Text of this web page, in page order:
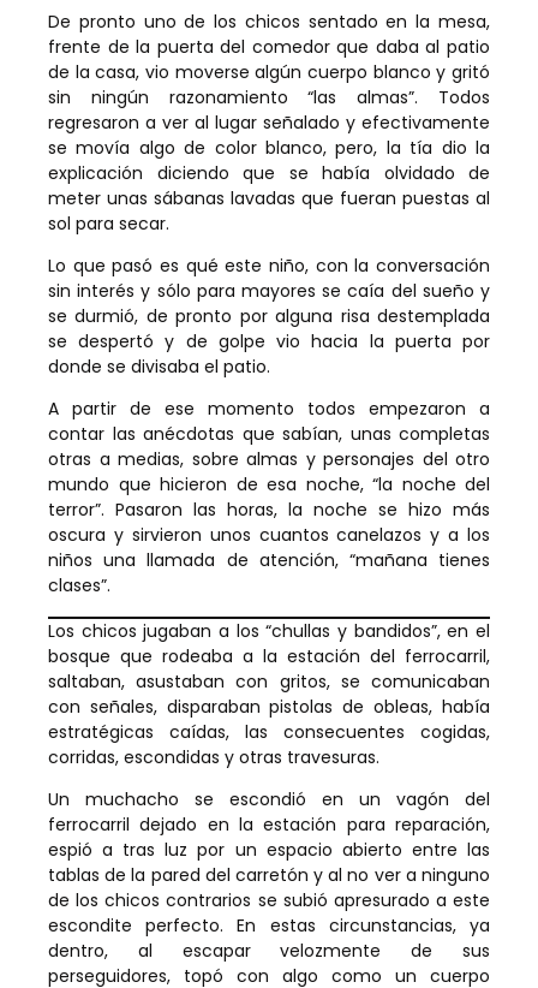
De pronto uno de los chicos sentado en la mesa,
frente de la puerta del comedor que daba al patio
de la casa, vio moverse algún cuerpo blanco y gritó
sin ningún razonamiento “las almas”. Todos
regresaron a ver al lugar señalado y efectivamente
se movía algo de color blanco, pero, la tía dio la
explicación diciendo que se había olvidado de
meter unas sábanas lavadas que fueran puestas al
sol para secar.
Lo que pasó es qué este niño, con la conversación
sin interés y sólo para mayores se caía del sueño y
se durmió, de pronto por alguna risa destemplada
se despertó y de golpe vio hacia la puerta por
donde se divisaba el patio.
A partir de ese momento todos empezaron a
contar las anécdotas que sabían, unas completas
otras a medias, sobre almas y personajes del otro
mundo que hicieron de esa noche, “la noche del
terror”. Pasaron las horas, la noche se hizo más
oscura y sirvieron unos cuantos canelazos y a los
niños una llamada de atención, “mañana tienes
clases”.
Los chicos jugaban a los “chullas y bandidos”, en el
bosque que rodeaba a la estación del ferrocarril,
saltaban, asustaban con gritos, se comunicaban
con señales, disparaban pistolas de obleas, había
estratégicas caídas, las consecuentes cogidas,
corridas, escondidas y otras travesuras.
Un muchacho se escondió en un vagón del
ferrocarril dejado en la estación para reparación,
espió a tras luz por un espacio abierto entre las
tablas de la pared del carretón y al no ver a ninguno
de los chicos contrarios se subió apresurado a este
escondite perfecto. En estas circunstancias, ya
dentro, al escapar velozmente de sus
perseguidores, topó con algo como un cuerpo